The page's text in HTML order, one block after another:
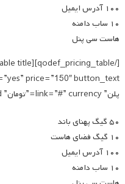
۱۰۰ آدرس ایمیل
۱۰ ساب دامنه
هاست سی پنل
پلن” link=”#” currency=”تومان” price_period=”ماهانه”]
۵۰ گیگ پهنای باند
۱۰ گیگ فضای هاست
۱۰۰ آدرس ایمیل
۱۰ ساب دامنه